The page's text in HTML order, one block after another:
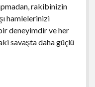
rakibinizin
hamlelerinizi
deneyimdir ve her
savaşta daha güçlü